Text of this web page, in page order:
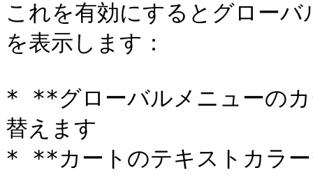
これを有効にするとグロー
を表示します：
* **グローバルメニューの
替えます
* **カートのテキストカラ